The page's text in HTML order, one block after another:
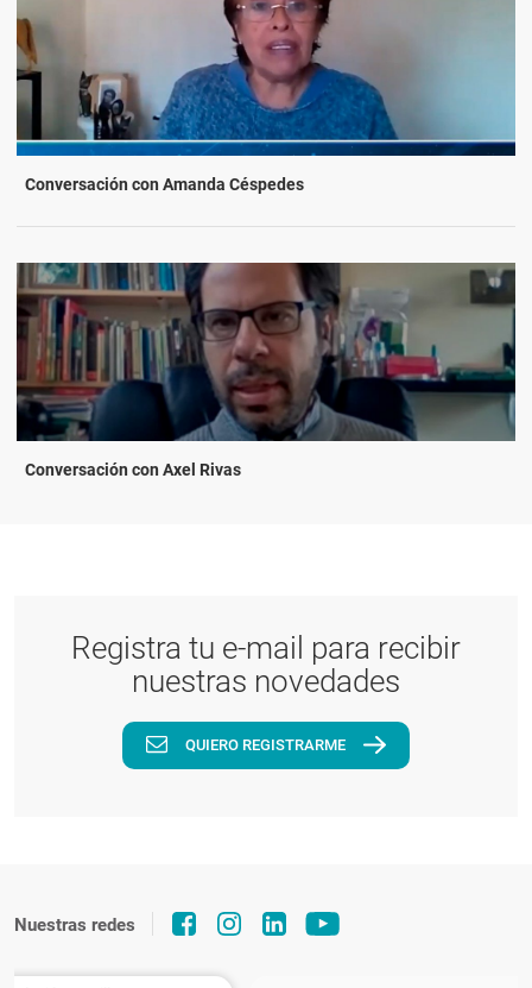
Conversación con Amanda Céspedes
Conversación con Axel Rivas
Registra tu e-mail para recibir
nuestras novedades
QUIERO REGISTRARME
Nuestras redes